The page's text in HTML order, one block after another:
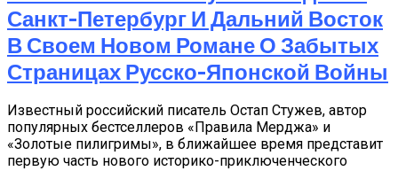
Санкт-Петербург И Дальний Восток
В Своем Новом Романе О Забытых
Страницах Русско-Японской Войны
Известный российский писатель Остап Стужев, автор
популярных бестселлеров «Правила Мерджа» и
«Золотые пилигримы», в ближайшее время представит
первую часть нового историко-приключенческого